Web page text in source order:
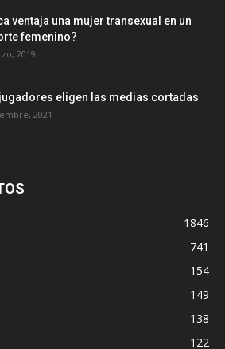
ventaja una mujer transexual en un
femenino?
2019
eligen las medias cortadas
2021
1846
741
154
149
138
122